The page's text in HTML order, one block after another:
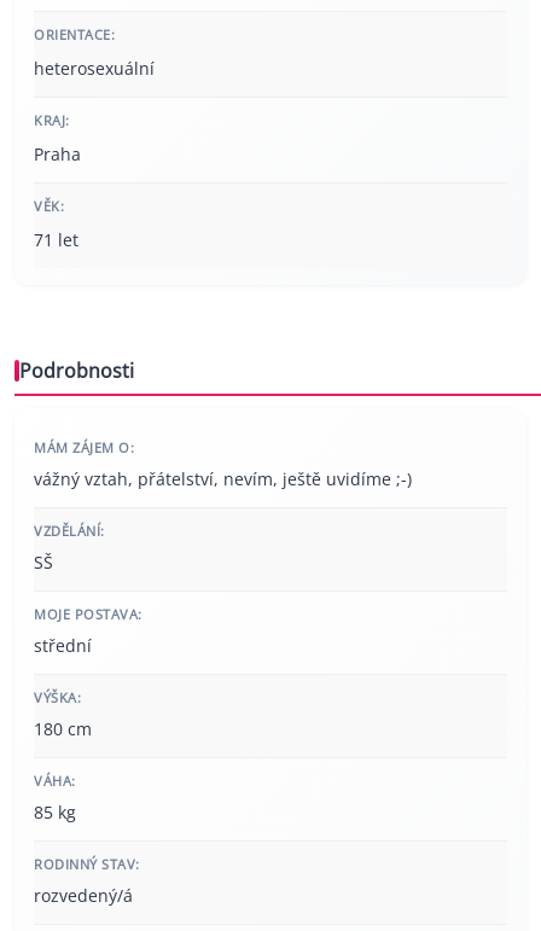
ORIENTACE:
heterosexuální
KRAJ:
Praha
VĚK:
71 let
Podrobnosti
MÁM ZÁJEM O:
vážný vztah, přátelství, nevím, ještě uvidíme ;-)
VZDĚLÁNÍ:
SŠ
MOJE POSTAVA:
střední
VÝŠKA:
180 cm
VÁHA:
85 kg
RODINNÝ STAV:
rozvedený/á